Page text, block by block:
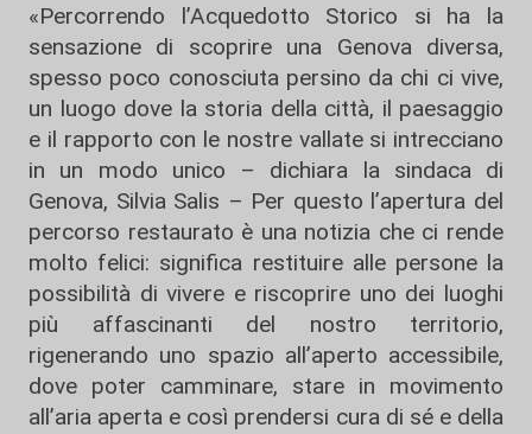
«Percorrendo l’Acquedotto Storico si ha la
sensazione di scoprire una Genova diversa,
spesso poco conosciuta persino da chi ci vive,
un luogo dove la storia della città, il paesaggio
e il rapporto con le nostre vallate si intrecciano
in un modo unico – dichiara la sindaca di
Genova, Silvia Salis – Per questo l’apertura del
percorso restaurato è una notizia che ci rende
molto felici: significa restituire alle persone la
possibilità di vivere e riscoprire uno dei luoghi
più affascinanti del nostro territorio,
rigenerando uno spazio all’aperto accessibile,
dove poter camminare, stare in movimento
all’aria aperta e così prendersi cura di sé e della